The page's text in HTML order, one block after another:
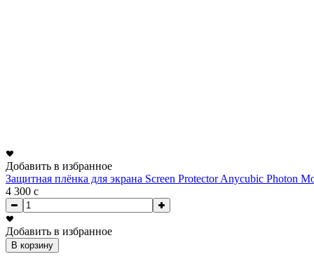
Добавить в избранное
Защитная плёнка для экрана Screen Protector Anycubic Photon
4 300 c
Добавить в избранное
В корзину